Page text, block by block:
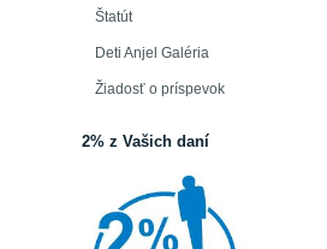
Štatút
Deti Anjel Galéria
Žiadosť o príspevok
2% z Vašich daní